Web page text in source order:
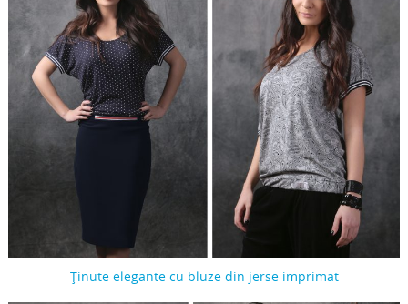
Ținute elegante cu bluze din jerse imprimat